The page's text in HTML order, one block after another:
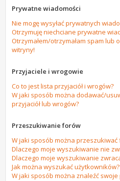
Prywatne wiadomości
Nie mogę wysyłać prywatnych
Otrzymuję niechciane prywatne
Otrzymałem/otrzymałam spam lub
witryny!
Przyjaciele i wrogowie
Co to jest lista przyjaciół i wrogów?
W jaki sposób można dodawać/
przyjaciół lub wrogów?
Przeszukiwanie forów
W jaki sposób można przeszukiwać
Dlaczego moje wyszukiwanie nie
Dlaczego moje wyszukiwanie
Jak można wyszukać użytkowników?
W jaki sposób można znaleźć